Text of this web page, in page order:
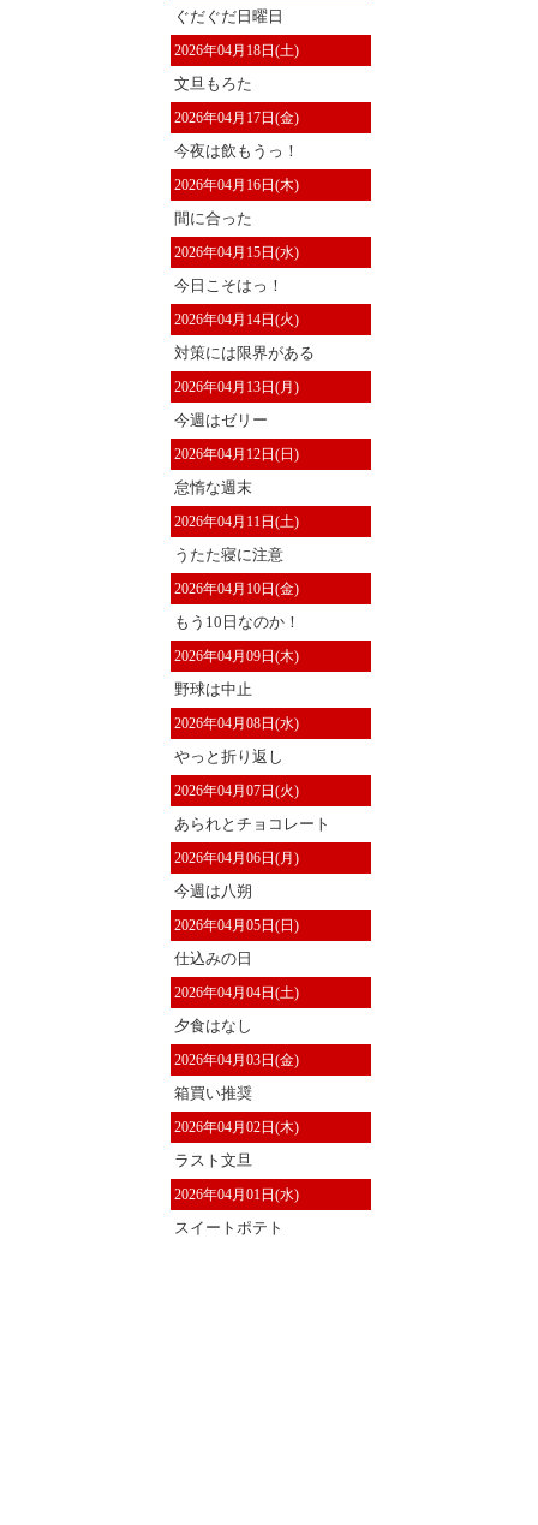
ぐだぐだ日曜日
2026年04月18日(土)
文旦もろた
2026年04月17日(金)
今夜は飲もうっ！
2026年04月16日(木)
間に合った
2026年04月15日(水)
今日こそはっ！
2026年04月14日(火)
対策には限界がある
2026年04月13日(月)
今週はゼリー
2026年04月12日(日)
怠惰な週末
2026年04月11日(土)
うたた寝に注意
2026年04月10日(金)
もう10日なのか！
2026年04月09日(木)
野球は中止
2026年04月08日(水)
やっと折り返し
2026年04月07日(火)
あられとチョコレート
2026年04月06日(月)
今週は八朔
2026年04月05日(日)
仕込みの日
2026年04月04日(土)
夕食はなし
2026年04月03日(金)
箱買い推奨
2026年04月02日(木)
ラスト文旦
2026年04月01日(水)
スイートポテト